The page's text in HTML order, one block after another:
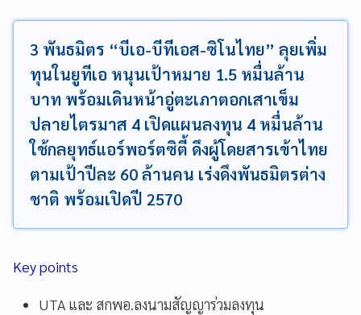
3 พันธมิตร “บีเอ-บีทีเอส-ซิโนไทย” ลุยเพิ่ม
ทุนในยูทีเอ หนุนเป้าหมาย 1.5 หมื่นล้าน
บาท พร้อมเดินหน้าอู่ตะเภาตอกเสาเข็ม
ปลายไตรมาส 4 เปิดแผนลงทุน 4 หมื่นล้าน
ใช้กลยุทธ์แอร์พอร์ตซิตี้ ดึงผู้โดยสารเข้าไทย
ตามเป้าปีละ 60 ล้านคน เร่งดึงพันธมิตรต่าง
ชาติ พร้อมเปิดปี 2570
Key points
UTA และ สกพอ.ลงนามสัญญาร่วมลงทุน